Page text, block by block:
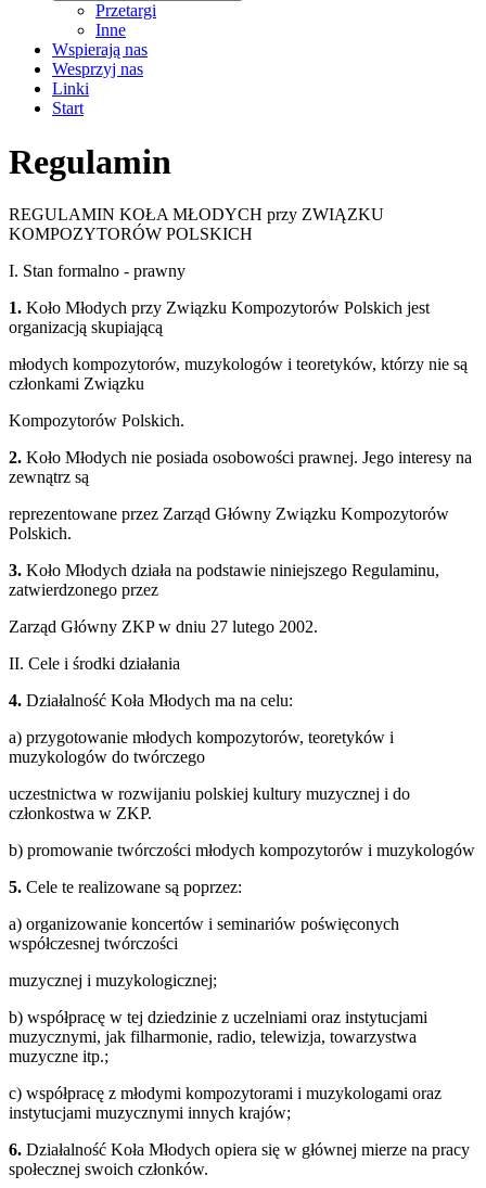
Przetargi
Inne
Wspierają nas
Wesprzyj nas
Linki
Start
Regulamin
REGULAMIN KOŁA MŁODYCH przy ZWIĄZKU
KOMPOZYTORÓW POLSKICH
I. Stan formalno - prawny
1. Koło Młodych przy Związku Kompozytorów Polskich jest
organizacją skupiającą
młodych kompozytorów, muzykologów i teoretyków, którzy nie są
członkami Związku
Kompozytorów Polskich.
2. Koło Młodych nie posiada osobowości prawnej. Jego interesy na
zewnątrz są
reprezentowane przez Zarząd Główny Związku Kompozytorów
Polskich.
3. Koło Młodych działa na podstawie niniejszego Regulaminu,
zatwierdzonego przez
Zarząd Główny ZKP w dniu 27 lutego 2002.
II. Cele i środki działania
4. Działalność Koła Młodych ma na celu:
a) przygotowanie młodych kompozytorów, teoretyków i
muzykologów do twórczego
uczestnictwa w rozwijaniu polskiej kultury muzycznej i do
członkostwa w ZKP.
b) promowanie twórczości młodych kompozytorów i muzykologów
5. Cele te realizowane są poprzez:
a) organizowanie koncertów i seminariów poświęconych
współczesnej twórczości
muzycznej i muzykologicznej;
b) współpracę w tej dziedzinie z uczelniami oraz instytucjami
muzycznymi, jak filharmonie, radio, telewizja, towarzystwa
muzyczne itp.;
c) współpracę z młodymi kompozytorami i muzykologami oraz
instytucjami muzycznymi innych krajów;
6. Działalność Koła Młodych opiera się w głównej mierze na pracy
społecznej swoich członków.